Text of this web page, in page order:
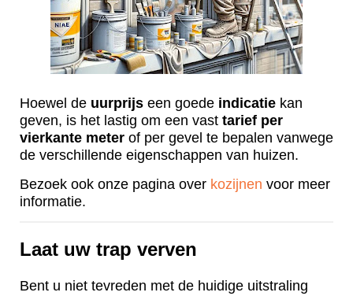
Hoewel de uurprijs een goede indicatie kan
geven, is het lastig om een vast tarief per
vierkante meter of per gevel te bepalen vanwege
de verschillende eigenschappen van huizen.
Bezoek ook onze pagina over kozijnen voor meer
informatie.
Laat uw trap verven
Bent u niet tevreden met de huidige uitstraling